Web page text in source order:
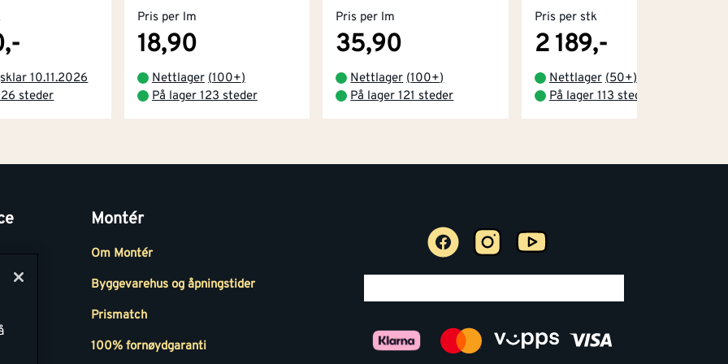
10.11.2026
steder
Pris per lm
18,90
Nettlager (100+)
På lager 123 steder
Pris per lm
35,90
Nettlager (100+)
På lager 121 steder
Pris per stk
2 189,-
Nettlager (50+)
På lager 113 steder
Montér
Om Montér
Byggevarehus og åpningstider
Prismatch
100% fornøydgaranti